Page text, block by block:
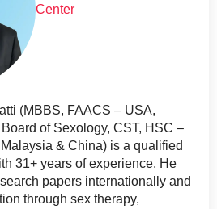
Center
(MBBS, FAACS – USA,
of Sexology, CST, HSC –
& China) is a qualified
31+ years of experience. He
papers internationally and
through sex therapy,